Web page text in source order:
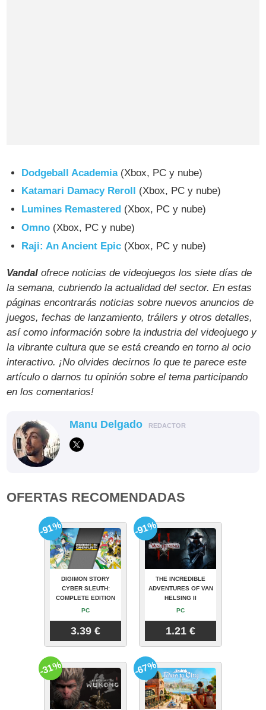
Dodgeball Academia(Xbox, PC y nube)
Katamari Damacy Reroll
(Xbox, PC y nube)
Lumines Remastered (Xbox, PC y nube)
Omno (Xbox, PC y nube)
Raji: An Ancient Epic (Xbox, PC y nube)
Vandal ofrece noticias de videojuegos los siete días de
la semana, cubriendo la actualidad del sector. En estas
páginas encontrarás noticias sobre nuevos anuncios de
juegos, fechas de lanzamiento, tráilers y otros detalles,
así como información sobre la industria del videojuego y
la vibrante cultura que se está creando en torno al ocio
interactivo. ¡No olvides decirnos lo que te parece este
artículo o darnos tu opinión sobre el tema participando
en los comentarios!
Manu Delgado REDACTOR
OFERTAS RECOMENDADAS
DIGIMON STORY
CYBER SLEUTH:
COMPLETE EDITION
PC
3.39 €
-91%
THE INCREDIBLE
ADVENTURES OF VAN
HELSING II
PC
1.21 €
-91%
-31% -67%